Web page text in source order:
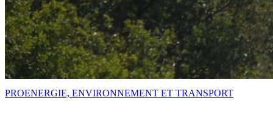
PROENERGIE, ENVIRONNEMENT ET TRANSPORT